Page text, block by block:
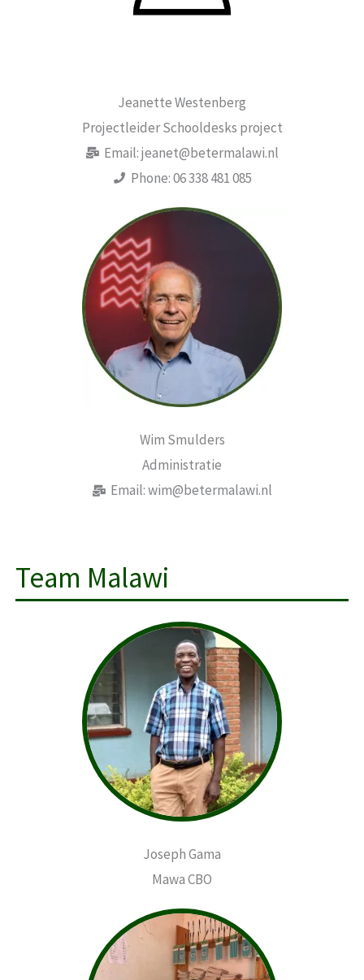
Jeanette Westenberg
Projectleider Schooldesks project
Email: jeanet@betermalawi.nl
Phone: 06 338 481 085
Wim Smulders
Administratie
Email: wim@betermalawi.nl
Team Malawi
Joseph Gama
Mawa CBO